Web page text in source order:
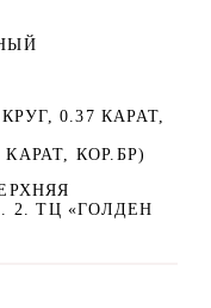
0.37 КАРАТ,
КОР.БР)
2. ТЦ «ГОЛДЕН